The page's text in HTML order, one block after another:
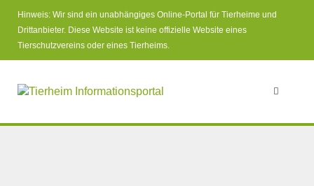
Hinweis: Wir sind ein unabhängiges Online-Portal für Tierheime und
Drittanbieter. Diese Website ist keine offizielle Website eines
Tierschutzvereins oder eines Tierheims.